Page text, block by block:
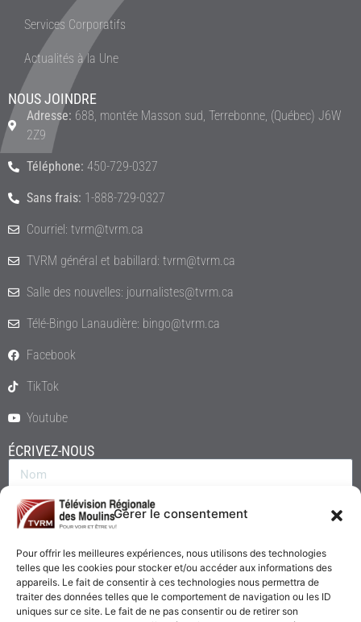
Gérer le consentement
Pour offrir les meilleures expériences, nous utilisons des technologies
telles que les cookies pour stocker et/ou accéder aux informations des
appareils. Le fait de consentir à ces technologies nous permettra de
traiter des données telles que le comportement de navigation ou les ID
uniques sur ce site. Le fait de ne pas consentir ou de retirer son
Services Corporatifs
Actualités à la Une
NOUS JOINDRE
Adresse: 688, montée Masson sud, Terrebonne, (Québec) J6W
2Z9
Téléphone: 450-729-0327
Sans frais: 1-888-729-0327
Courriel: tvrm@tvrm.ca
TVRM général et babillard: tvrm@tvrm.ca
Salle des nouvelles: journalistes@tvrm.ca
Télé-Bingo Lanaudière: bingo@tvrm.ca
Facebook
TikTok
Youtube
ÉCRIVEZ-NOUS